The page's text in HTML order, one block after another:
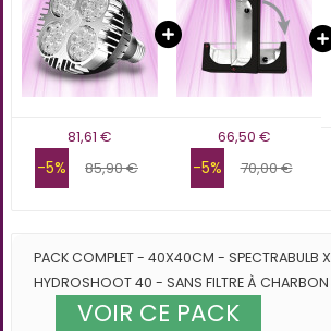
81,61 €
-5% 85,90 €
66,50 €
-5% 70,00 €
PACK COMPLET - 40X40CM - SPECTRABULB
HYDROSHOOT 40 - SANS FILTRE À CHARBON
VOIR CE PACK